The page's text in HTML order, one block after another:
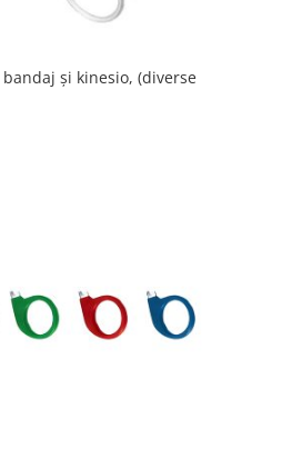
şi kinesio, (diverse
lei